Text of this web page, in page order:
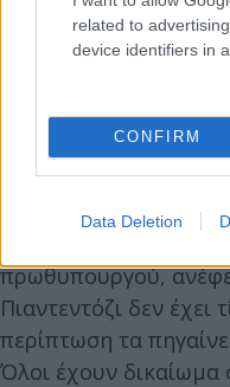
related to
device identifiers in
CONFIRM
Data Deletion
πρωθυπουργού,
Πιαντεντόζι δεν έχει
περίπτωση τα
Όλοι έχουν δικαίωμα